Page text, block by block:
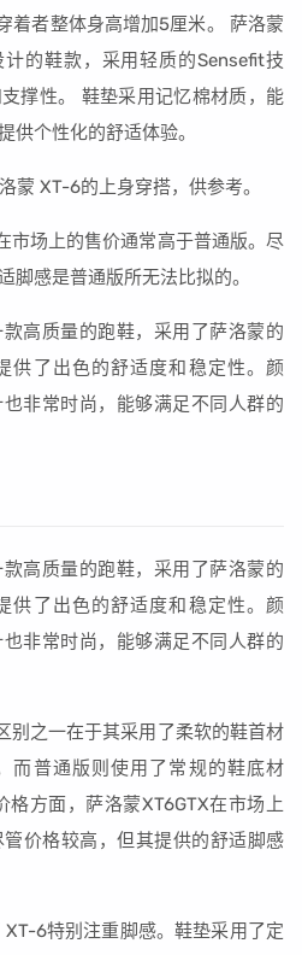
着者整体身高增加5厘米。 萨洛蒙
的鞋款，采用轻质的Sensefit技
撑性。 鞋垫采用记忆棉材质，能
供个性化的舒适体验。
蒙 XT-6的上身穿搭，供参考。
市场上的售价通常高于普通版。尽
脚感是普通版所无法比拟的。
高质量的跑鞋，采用了萨洛蒙的
供了出色的舒适度和稳定性。颜
非常时尚，能够满足不同人群的
高质量的跑鞋，采用了萨洛蒙的
供了出色的舒适度和稳定性。颜
非常时尚，能够满足不同人群的
别之一在于其采用了柔软的鞋首材
而普通版则使用了常规的鞋底材
方面，萨洛蒙XT6GTX在市场上
价格较高，但其提供的舒适脚感
6特别注重脚感。鞋垫采用了定